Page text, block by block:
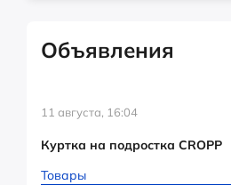
Объявления
11 августа, 16:04
Куртка на подростка CROPP
Товары